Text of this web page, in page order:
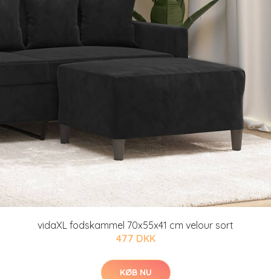
vidaXL fodskammel 70x55x41 cm velour sort
477 DKK
KØB NU